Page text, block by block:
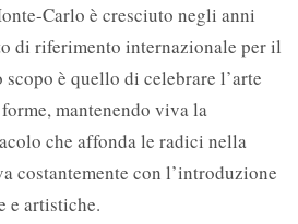
Carlo è cresciuto negli anni
di riferimento internazionale per il
è quello di celebrare l’arte
mantenendo viva la
che affonda le radici nella
costantemente con l’introduzione
e artistiche.